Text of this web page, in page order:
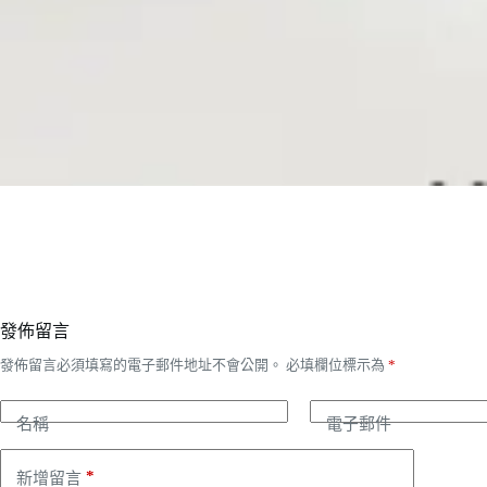
發佈留言
發佈留言必須填寫的電子郵件地址不會公開。 必填欄位標示為 *
名稱 電子郵件
新增留言 *